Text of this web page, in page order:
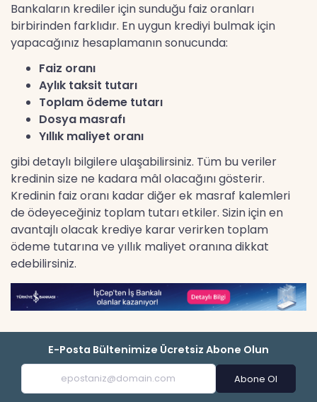
Bankaların krediler için sunduğu faiz oranları
birbirinden farklıdır. En uygun krediyi bulmak için
yapacağınız hesaplamanın sonucunda:
Faiz oranı
Aylık taksit tutarı
Toplam ödeme tutarı
Dosya masrafı
Yıllık maliyet oranı
gibi detaylı bilgilere ulaşabilirsiniz. Tüm bu veriler
kredinin size ne kadara mâl olacağını gösterir.
Kredinin faiz oranı kadar diğer ek masraf kalemleri
de ödeyeceğiniz toplam tutarı etkiler. Sizin için en
avantajlı olacak krediye karar verirken toplam
ödeme tutarına ve yıllık maliyet oranına dikkat
edebilirsiniz.
E-Posta Bültenimize Ücretsiz Abone Olun
Abone Ol